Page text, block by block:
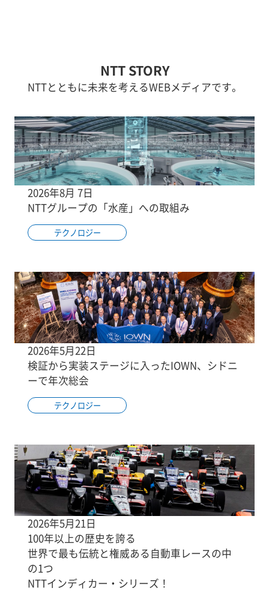
NTT STORY
NTTとともに未来を考えるWEBメディアです。
2026年8月 7日
NTTグループの「水産」への取組み
テクノロジー
2026年5月22日
検証から実装ステージに入ったIOWN、シドニ
ーで年次総会
テクノロジー
2026年5月21日
100年以上の歴史を誇る
世界で最も伝統と権威ある自動車レースの中
の1つ
NTTインディカー・シリーズ！